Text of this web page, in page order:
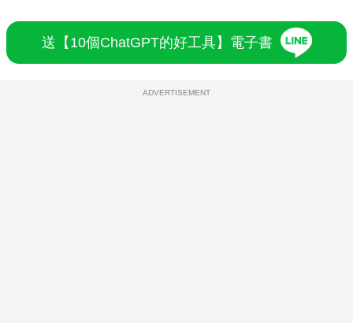
送【10個ChatGPT的好工具】電子書
ADVERTISEMENT